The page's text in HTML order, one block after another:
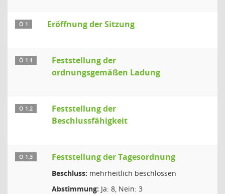
Ö 1 Eröffnung der Sitzung
Ö 1.1
Feststellung der
ordnungsgemäßen Ladung
Ö 1.2
Feststellung der
Beschlussfähigkeit
Ö 1.3 Feststellung der Tagesordnung
Beschluss: mehrheitlich beschlossen
Abstimmung: Ja: 8, Nein: 3